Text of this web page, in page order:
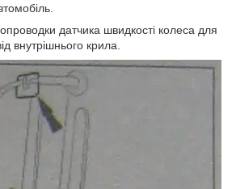
датчика швидкості колеса для
внутрішнього крила.